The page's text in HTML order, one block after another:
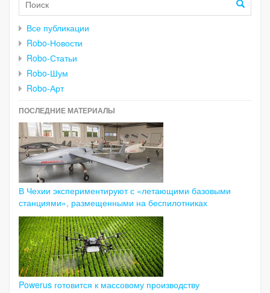
Все публикации
Robo-Новости
Robo-Статьи
Robo-Шум
Robo-Арт
ПОСЛЕДНИЕ МАТЕРИАЛЫ
В Чехии экспериментируют с «летающими базовыми
станциями», размещенными на беспилотниках
Powerus готовится к массовому производству